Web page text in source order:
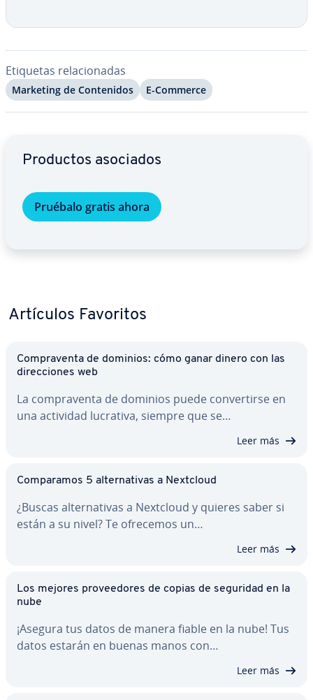
Etiquetas re­la­cio­na­das
Marketing de Co­n­te­ni­dos E-Commerce
Productos asociados
Pruébalo gratis ahora
Artículos Favoritos
Co­m­pra­ve­n­ta de dominios: cómo ganar dinero con las
di­re­c­cio­nes web
La co­m­pra­ve­n­ta de dominios puede co­n­ve­r­ti­r­se en
una actividad lucrativa, siempre que se…
Leer más
Co­m­pa­ra­mos 5 al­te­r­na­ti­vas a Nextcloud
¿Buscas al­te­r­na­ti­vas a Nextcloud y quieres saber si
están a su nivel? Te ofrecemos un…
Leer más
Los mejores pro­vee­do­res de copias de seguridad en la
nube
¡Asegura tus datos de manera fiable en la nube! Tus
datos estarán en buenas manos con…
Leer más